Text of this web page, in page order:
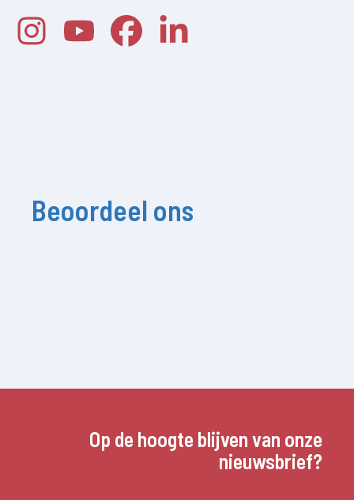
Beoordeel ons
Op de hoogte blijven van onze
nieuwsbrief?